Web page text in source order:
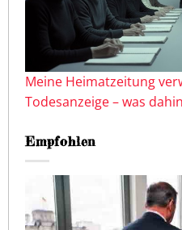
Meine Heimatzeitung
Todesanzeige – was
Empfohlen